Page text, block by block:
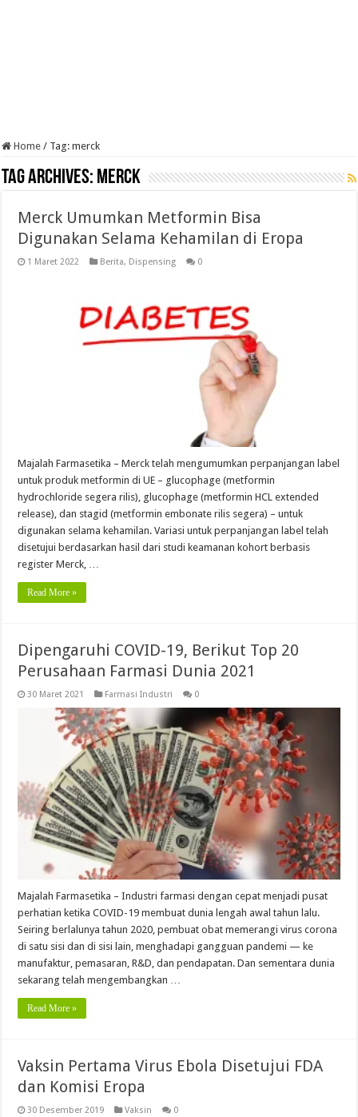
Home / Tag:merck
Tag Archives: merck
Merck Umumkan Metformin Bisa
Digunakan Selama Kehamilan di Eropa
1 Maret 2022 Berita, Dispensing 0
Majalah Farmasetika – Merck telah mengumumkan perpanjangan label
untuk produk metformin di UE – glucophage (metformin
hydrochloride segera rilis), glucophage (metformin HCL extended
release), dan stagid (metformin embonate rilis segera) – untuk
digunakan selama kehamilan. Variasi untuk perpanjangan label telah
disetujui berdasarkan hasil dari studi keamanan kohort berbasis
register Merck, …
Read More »
Dipengaruhi COVID-19, Berikut Top 20
Perusahaan Farmasi Dunia 2021
30 Maret 2021 Farmasi Industri 0
Majalah Farmasetika – Industri farmasi dengan cepat menjadi pusat
perhatian ketika COVID-19 membuat dunia lengah awal tahun lalu.
Seiring berlalunya tahun 2020, pembuat obat memerangi virus corona
di satu sisi dan di sisi lain, menghadapi gangguan pandemi — ke
manufaktur, pemasaran, R&D, dan pendapatan. Dan sementara dunia
sekarang telah mengembangkan …
Read More »
Vaksin Pertama Virus Ebola Disetujui FDA
dan Komisi Eropa
30 Desember 2019 Vaksin 0